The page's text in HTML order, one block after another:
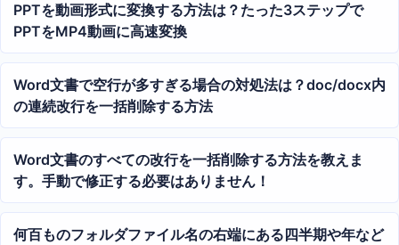
PPTを動画形式に変換する方法は？たった3ステップで
PPTをMP4動画に高速変換
Word文書で空行が多すぎる場合の対処法は？doc/docx内
の連続改行を一括削除する方法
Word文書のすべての改行を一括削除する方法を教えま
す。手動で修正する必要はありません！
何百ものフォルダファイル名の右端にある四半期や年など